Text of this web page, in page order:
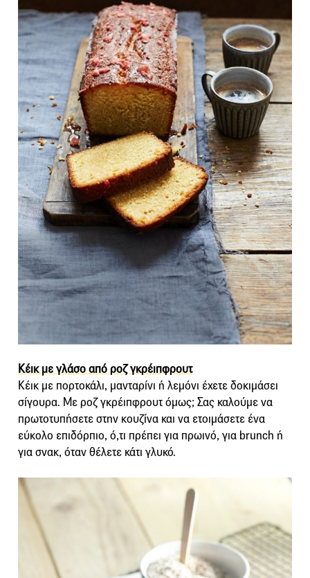
Κέικ με γλάσο από ροζ γκρέιπφρουτ
Κέικ με πορτοκάλι, μανταρίνι ή λεμόνι έχετε δοκιμάσει
σίγουρα. Με ροζ γκρέιπφρουτ όμως; Σας καλούμε να
πρωτοτυπήσετε στην κουζίνα και να ετοιμάσετε ένα
εύκολο επιδόρπιο, ό,τι πρέπει για πρωινό, για brunch ή
για σνακ, όταν θέλετε κάτι γλυκό.